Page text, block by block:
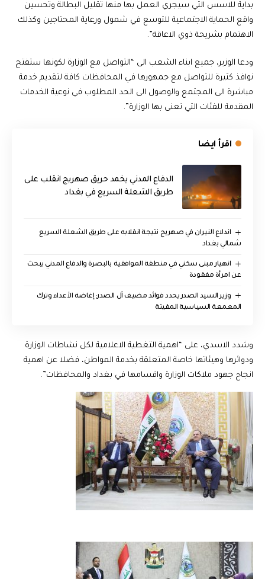
بداية للاسس التي سيجري العمل بها منها تقليل البطالة وتحسين
واقع الحماية الاجتماعية للتوسع في شمول ورعاية المحتاجين وكذلك
الاهتمام بشريحة ذوي الاعاقة”.
ودعا الوزير، جميع ابناء الشعب الى “التواصل مع الوزارة لكونها ستفتح
نوافذ كثيرة للتواصل مع جمهورها في المحافظات كافة لتقديم خدمة
مباشرة الى المجتمع والوصول الى الحد المطلوب في نوعية الخدمات
المقدمة للفئات التي تعنى بها الوزارة”.
اقرأ ايضا
الدفاع المدني يخمد حريق صهريج انقلب على
طريق الشعلة السريع في بغداد
اندلاع النيران في صهريج نتيجة انقلابه على طريق الشعلة السريع
شمالي بغداد
انهيار مبنى سكني في منطقة الموافقية بالبصرة والدفاع المدني يبحث
عن امرأة مفقودة
وزير السيد الصدر يحدد فوائد مضيف آل الصدر: إغاضة الأعداء وترك
المعمعة السياسية المقيتة
وشدد الاسدي، على “اهمية التغطية الاعلامية لكل نشاطات الوزارة
ودوائرها وهيئاتها خاصة المتعلقة بخدمة المواطن، فضلا عن اهمية
انجاح جهود ملاكات الوزارة واقسامها في بغداد والمحافظات”.